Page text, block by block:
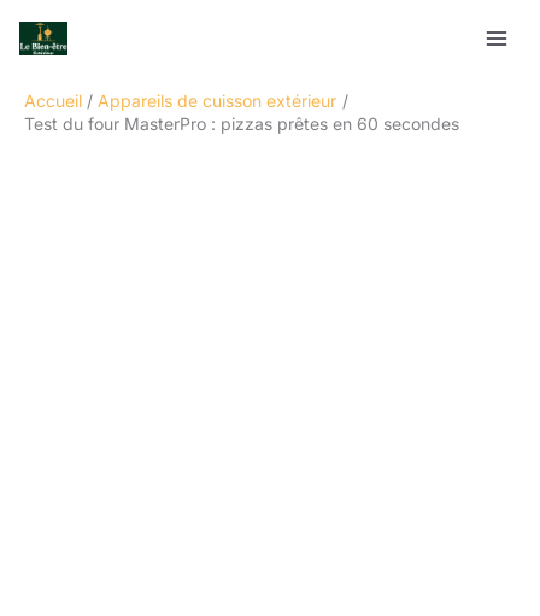
Accueil
Appareils de cuisson extérieur
Test du four MasterPro : pizzas prêtes en 60 secondes